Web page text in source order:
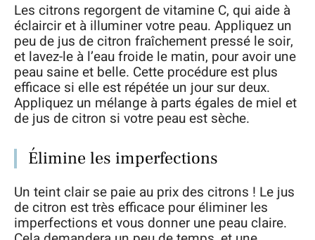
Les citrons regorgent de vitamine C, qui aide à
éclaircir et à illuminer votre peau. Appliquez un
peu de jus de citron fraîchement pressé le soir,
et lavez-le à l’eau froide le matin, pour avoir une
peau saine et belle. Cette procédure est plus
efficace si elle est répétée un jour sur deux.
Appliquez un mélange à parts égales de miel et
de jus de citron si votre peau est sèche.
Élimine les imperfections
Un teint clair se paie au prix des citrons ! Le jus
de citron est très efficace pour éliminer les
imperfections et vous donner une peau claire.